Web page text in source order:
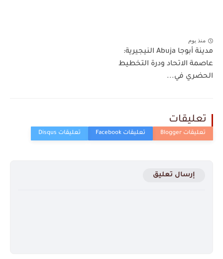
منذ يوم
مدينة أبوجا Abuja النيجيرية:
عاصمة الاتحاد ودرة التخطيط
الحضري في...
تعليقات
إرسال تعليق